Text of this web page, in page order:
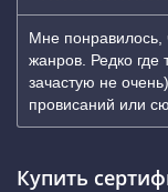
Мне понравилось,
жанров. Редко где
зачастую не
провисаний или
Купить